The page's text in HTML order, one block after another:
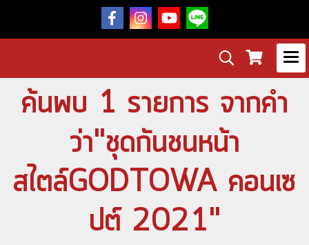
ค้นพบ 1 รายการ จากคำ
ว่า"ชุดกันชนหน้า
สไตล์GODTOWA คอนเซ
ปต์ 2021"